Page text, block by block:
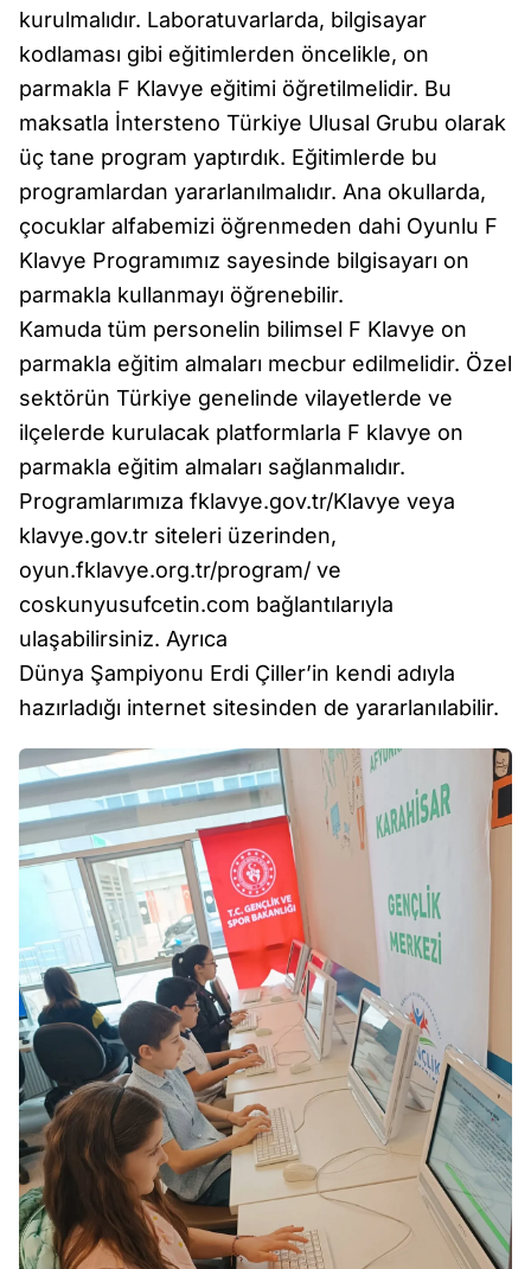
kurulmalıdır. Laboratuvarlarda, bilgisayar
kodlaması gibi eğitimlerden öncelikle, on
parmakla F Klavye eğitimi öğretilmelidir. Bu
maksatla İntersteno Türkiye Ulusal Grubu olarak
üç tane program yaptırdık. Eğitimlerde bu
programlardan yararlanılmalıdır. Ana okullarda,
çocuklar alfabemizi öğrenmeden dahi Oyunlu F
Klavye Programımız sayesinde bilgisayarı on
parmakla kullanmayı öğrenebilir.
Kamuda tüm personelin bilimsel F Klavye on
parmakla eğitim almaları mecbur edilmelidir. Özel
sektörün Türkiye genelinde vilayetlerde ve
ilçelerde kurulacak platformlarla F klavye on
parmakla eğitim almaları sağlanmalıdır.
Programlarımıza fklavye.gov.tr/Klavye veya
klavye.gov.tr siteleri üzerinden,
oyun.fklavye.org.tr/program/ ve
coskunyusufcetin.com bağlantılarıyla
ulaşabilirsiniz. Ayrıca
Dünya Şampiyonu Erdi Çiller’in kendi adıyla
hazırladığı internet sitesinden de yararlanılabilir.